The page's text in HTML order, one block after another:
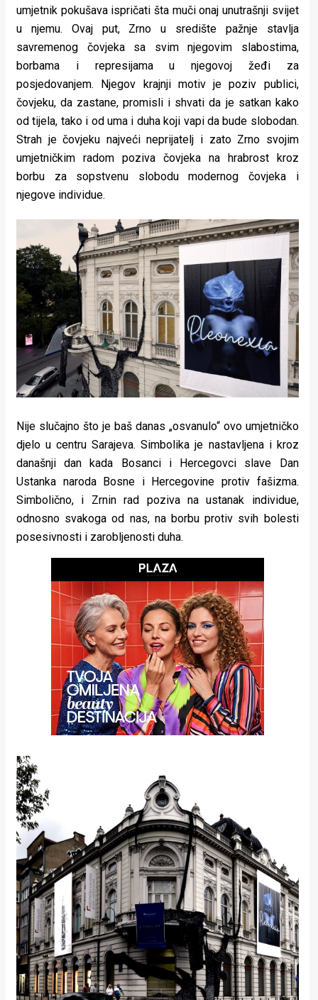
stolom
Život
u
pokretu
koje
rade
Urban
Places
Aktivizam
Aktuelnosti
Promo
About
Urban
Magazin
umjetnik pokušava ispričati šta muči onaj unutrašnji svijet
u njemu. Ovaj put, Zrno u središte pažnje stavlja
savremenog čovjeka sa svim njegovim slabostima,
borbama i represijama u njegovoj žeđi za
posjedovanjem. Njegov krajnji motiv je poziv publici,
čovjeku, da zastane, promisli i shvati da je satkan kako
od tijela, tako i od uma i duha koji vapi da bude slobodan.
Strah je čovjeku najveći neprijatelj i zato Zrno svojim
umjetničkim radom poziva čovjeka na hrabrost kroz
borbu za sopstvenu slobodu modernog čovjeka i
njegove individue.
Nije slučajno što je baš danas „osvanulo“ ovo umjetničko
djelo u centru Sarajeva. Simbolika je nastavljena i kroz
današnji dan kada Bosanci i Hercegovci slave Dan
Ustanka naroda Bosne i Hercegovine protiv fašizma.
Simbolično, i Zrnin rad poziva na ustanak individue,
odnosno svakoga od nas, na borbu protiv svih bolesti
posesivnosti i zarobljenosti duha.